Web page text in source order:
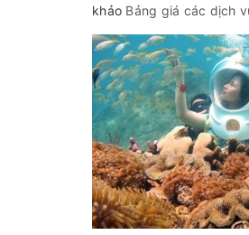
khảo Bảng giá các dịch